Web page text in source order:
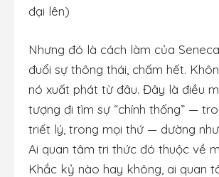
đại lên)
Nhưng đó là cách làm của
đuổi sự thông thái, chấm hết.
nó xuất phát từ đâu. Đây là điều
tượng đi tìm sự “chính thống” —
triết lý, trong mọi thứ — dường
Ai quan tâm tri thức đó thuộc về
Khắc kỷ nào hay không, ai quan